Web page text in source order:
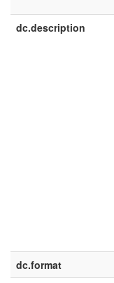
dc.description
dc.format